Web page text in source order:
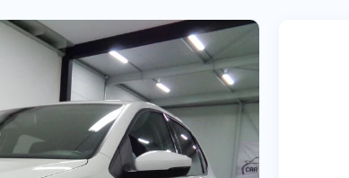
Mercedes-Benz
(3500+ auto's)
Volkswagen
(4500+ auto's)
Volvo
(1000+ auto's)
Hoeveel kan ik lenen?
Bereken in één minuut
Calculator
Maandbedrag berekenen
Offerte vergelijken
Wij geven jou een betere deal
Over ons
Gehele FAQ’s
Bekijk volledige FAQ’s
Zakelijk
Vragen over zakelijk